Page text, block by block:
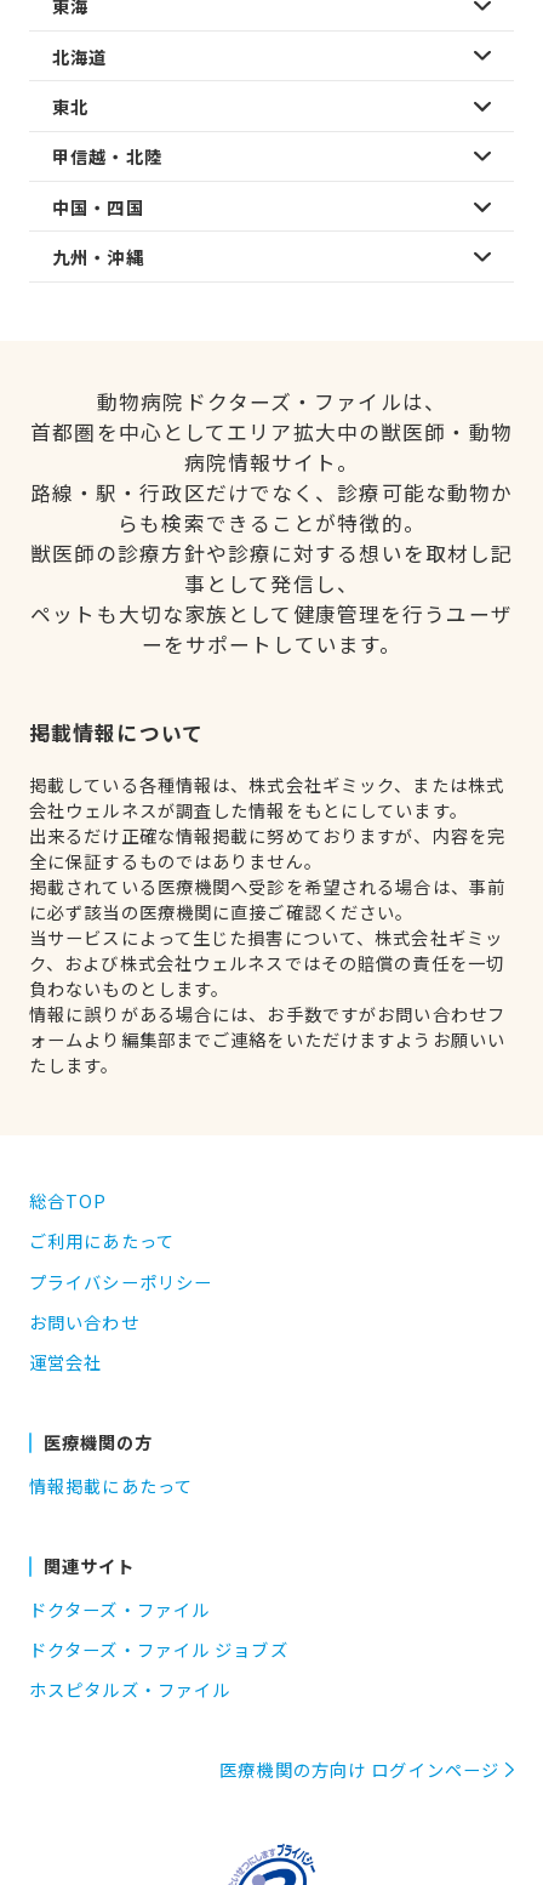
東海
北海道
東北
甲信越・北陸
中国・四国
九州・沖縄
動物病院ドクターズ・ファイルは、
首都圏を中心としてエリア拡大中の獣医師・動物
病院情報サイト。
路線・駅・行政区だけでなく、診療可能な動物か
らも検索できることが特徴的。
獣医師の診療方針や診療に対する想いを取材し記
事として発信し、
ペットも大切な家族として健康管理を行うユーザ
ーをサポートしています。
掲載情報について
掲載している各種情報は、株式会社ギミック、または株式
会社ウェルネスが調査した情報をもとにしています。
出来るだけ正確な情報掲載に努めておりますが、内容を完
全に保証するものではありません。
掲載されている医療機関へ受診を希望される場合は、事前
に必ず該当の医療機関に直接ご確認ください。
当サービスによって生じた損害について、株式会社ギミッ
ク、および株式会社ウェルネスではその賠償の責任を一切
負わないものとします。
情報に誤りがある場合には、お手数ですがお問い合わせフ
ォームより編集部までご連絡をいただけますようお願いい
たします。
総合TOP
ご利用にあたって
プライバシーポリシー
お問い合わせ
運営会社
医療機関の方
情報掲載にあたって
関連サイト
ドクターズ・ファイル
ドクターズ・ファイル ジョブズ
ホスピタルズ・ファイル
医療機関の方向け ログインページ